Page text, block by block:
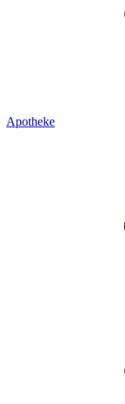
Apotheke